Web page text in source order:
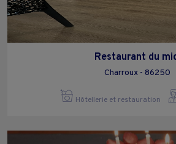
Restaurant du
Charroux - 86250
Hôtellerie et restauration